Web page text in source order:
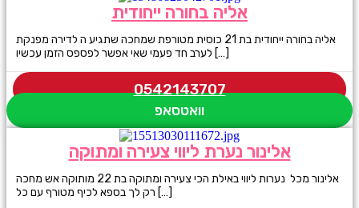
אליה בחורה ייחודית
אליה בחורה ייחודית בת 21 כוסית מטורפת שמחכה שתגיע ה לדירה מפנקת
לערב חד פעמי שאי אפשר לפספס הזמן עכשיו […]
0542143707
וואטסאפ
אלינור נערת ליווי צעירה ומתוקה
אלינור מכל נערות ליווי באילת הכי צעירה ומתוקה בת 22 מותוקה אש מחכה
רק לך בספא לכיף מטורף עם כל […]